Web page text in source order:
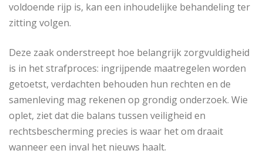
voldoende rijp is, kan een inhoudelijke behandeling ter
zitting volgen.
Deze zaak onderstreept hoe belangrijk zorgvuldigheid
is in het strafproces: ingrijpende maatregelen worden
getoetst, verdachten behouden hun rechten en de
samenleving mag rekenen op grondig onderzoek. Wie
oplet, ziet dat die balans tussen veiligheid en
rechtsbescherming precies is waar het om draait
wanneer een inval het nieuws haalt.